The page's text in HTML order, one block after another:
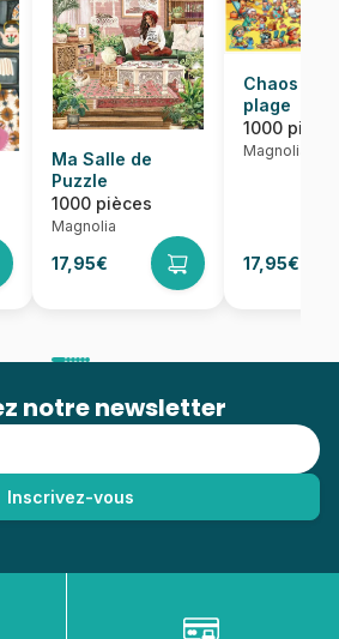
Ma Salle de
Puzzle
1000 pièces
Magnolia
17,95€
Chaos sur
plage
1000
Magnolia
17,95€
notre newsletter